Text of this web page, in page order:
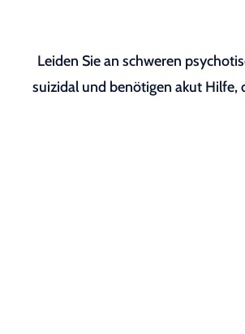
Leiden Sie an schweren
suizidal und benötigen akut Hilfe,